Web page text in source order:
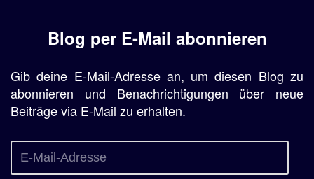
Blog per E-Mail abonnieren
Gib deine E-Mail-Adresse an, um diesen Blog zu
abonnieren und Benachrichtigungen über neue
Beiträge via E-Mail zu erhalten.